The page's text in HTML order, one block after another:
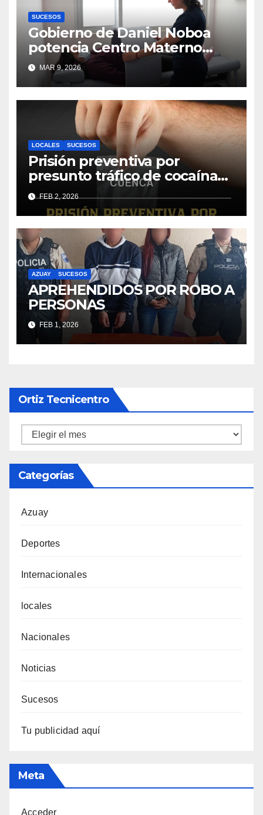
SUCESOS
Gobierno de Daniel Noboa
potencia Centro Materno
Infantil y Emergencias en
Cuenca con nuevos equipos
médicos
MAR 9, 2026
LOCALES SUCESOS
Prisión preventiva por
presunto tráfico de cocaína
en alta escala
FEB 2, 2026
AZUAY SUCESOS
APREHENDIDOS POR ROBO A
PERSONAS
FEB 1, 2026
Ortiz Tecnicentro
Ortiz
Categorías
Azuay
Deportes
Internacionales
locales
Nacionales
Noticias
Sucesos
Tu publicidad aquí
Meta
Acceder